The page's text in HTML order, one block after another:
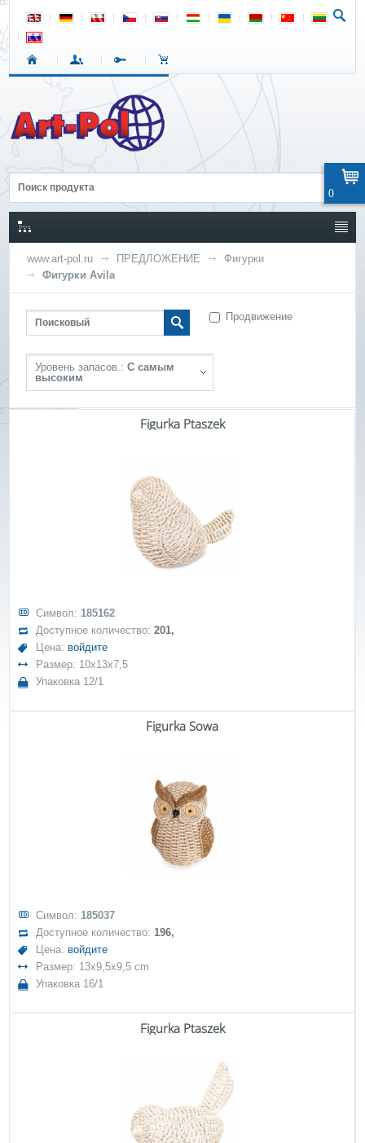
www.art-pol.ru ПРЕДЛОЖЕНИЕ
Фигурки
Фигурки Avila
Продвижение
Уровень запасов.: С самым
высоким
Figurka Ptaszek
Символ: 185162
Доступное количество:201,
Цена: войдите
Размер: 10x13x7,5
Упаковка 12/1
Figurka Sowa
Символ: 185037
Доступное количество:196,
Цена: войдите
Размер: 13x9,5x9,5 cm
Упаковка 16/1
Figurka Ptaszek
0